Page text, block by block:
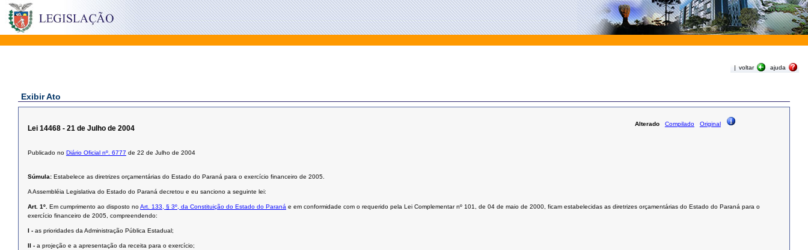
| voltar ajuda
Exibir Ato
Alterado Compilado Original
Lei 14468 - 21 de Julho de 2004
Publicado no Diário Oficial nº. 6777 de 22 de Julho de 2004
Súmula: Estabelece as diretrizes orçamentárias do Estado do Paraná para o exercício financeiro de 2005.
A Assembléia Legislativa do Estado do Paraná decretou e eu sanciono a seguinte lei:
Art. 1º. Em cumprimento ao disposto noArt. 133, § 3º, da Constituição do Estado do Paraná e em conformidade com o requerido pela Lei Complementar nº 101, de 04 de maio de 2000, ficam estabelecidas as diretrizes orçamentárias do Estado do Paraná para o
exercício financeiro de 2005, compreendendo:
I - as prioridades da Administração Pública Estadual;
II - a projeção e a apresentação da receita para o exercício;